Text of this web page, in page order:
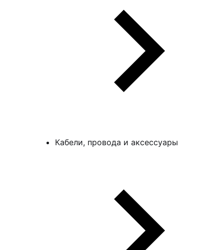
Кабели, провода и аксессуары